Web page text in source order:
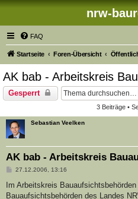
nrw-
FAQ
Startseite Foren-Übersicht
AK bab - Arbeitskreis
Gesperrt
3 Beiträge •
Sebastian Veelken
AK bab - Arbeitskreis
B
i
r
27.12.2006, 13:16
Im Arbeitskreis
Bauaufsichtsbehörden des Landes